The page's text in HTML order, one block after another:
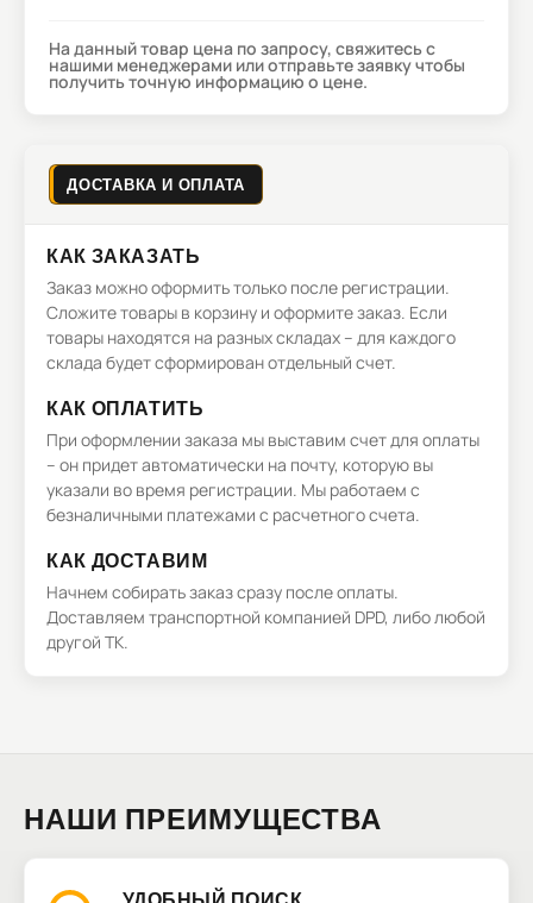
На данный товар цена по запросу, свяжитесь с
нашими менеджерами или отправьте заявку чтобы
получить точную информацию о цене.
ДОСТАВКА И ОПЛАТА
КАК ЗАКАЗАТЬ
Заказ можно оформить только после регистрации.
Сложите товары в корзину и оформите заказ. Если
товары находятся на разных складах – для каждого
склада будет сформирован отдельный счет.
КАК ОПЛАТИТЬ
При оформлении заказа мы выставим счет для оплаты
– он придет автоматически на почту, которую вы
указали во время регистрации. Мы работаем с
безналичными платежами с расчетного счета.
КАК ДОСТАВИМ
Начнем собирать заказ сразу после оплаты.
Доставляем транспортной компанией DPD, либо любой
другой ТК.
НАШИ ПРЕИМУЩЕСТВА